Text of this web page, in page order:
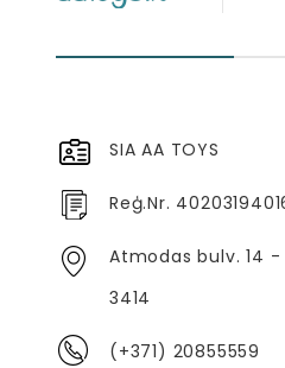
SIA AA TOYS
Reģ.Nr.
Atmodas bulv. 14 -
3414
(+371) 20855559